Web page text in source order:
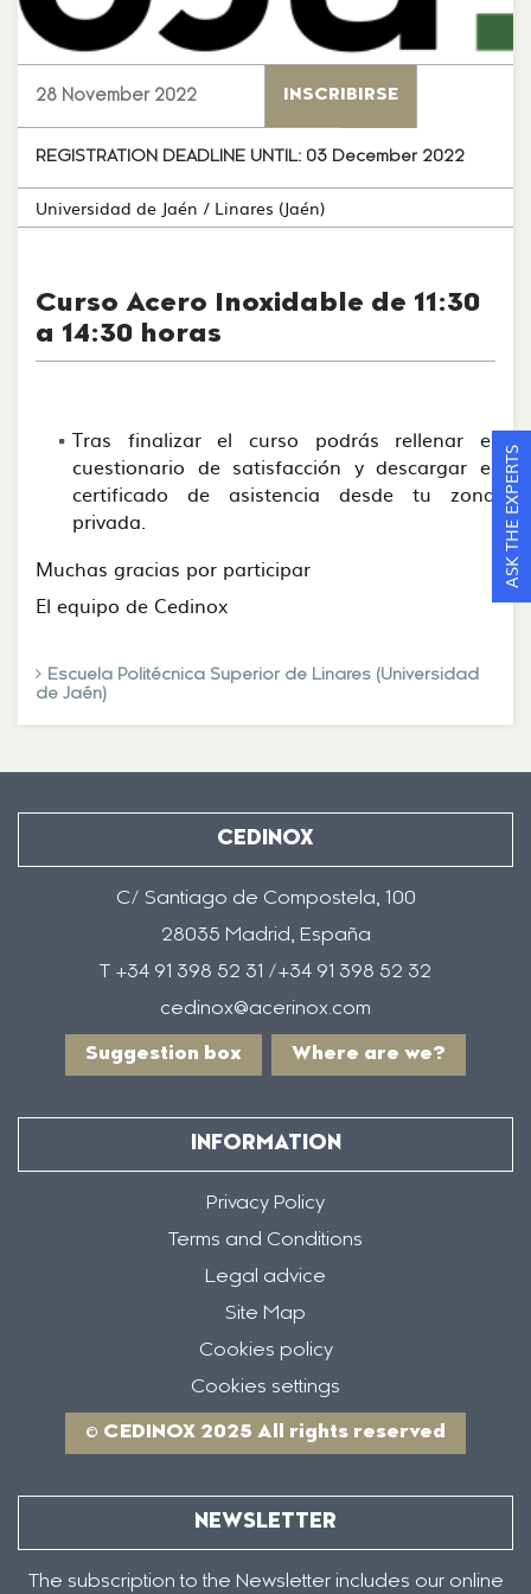
28 November 2022 INSCRIBIRSE
REGISTRATION DEADLINE UNTIL: 03 December 2022
Universidad de Jaén / Linares (Jaén)
Curso Acero Inoxidable de 11:30
a 14:30 horas
Tras finalizar el curso podrás rellenar el
cuestionario de satisfacción y descargar el
certificado de asistencia desde tu zona
privada.
Muchas gracias por participar
El equipo de Cedinox
Escuela Politécnica Superior de Linares (Universidad
de Jaén)
CEDINOX
C/ Santiago de Compostela, 100
28035 Madrid, España
T +34 91 398 52 31 /+34 91 398 52 32
cedinox@acerinox.com
Suggestion box Where are we?
INFORMATION
Privacy Policy
Terms and Conditions
Legal advice
Site Map
Cookies policy
Cookies settings
© CEDINOX 2025 All rights reserved
NEWSLETTER
The subscription to the Newsletter includes our online
ASK THE EXPERTS